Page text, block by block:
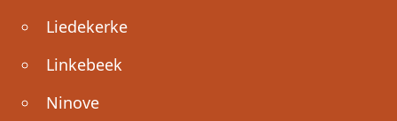
Liedekerke
Linkebeek
Ninove